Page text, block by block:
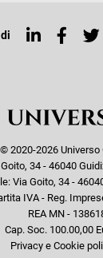
Top ricerche
2020-2026 Universo
34 - 46040
Via Goito, 34 -
IVA - Reg.
REA MN -
Cap. Soc. 100.00,00
Privacy e Cookie